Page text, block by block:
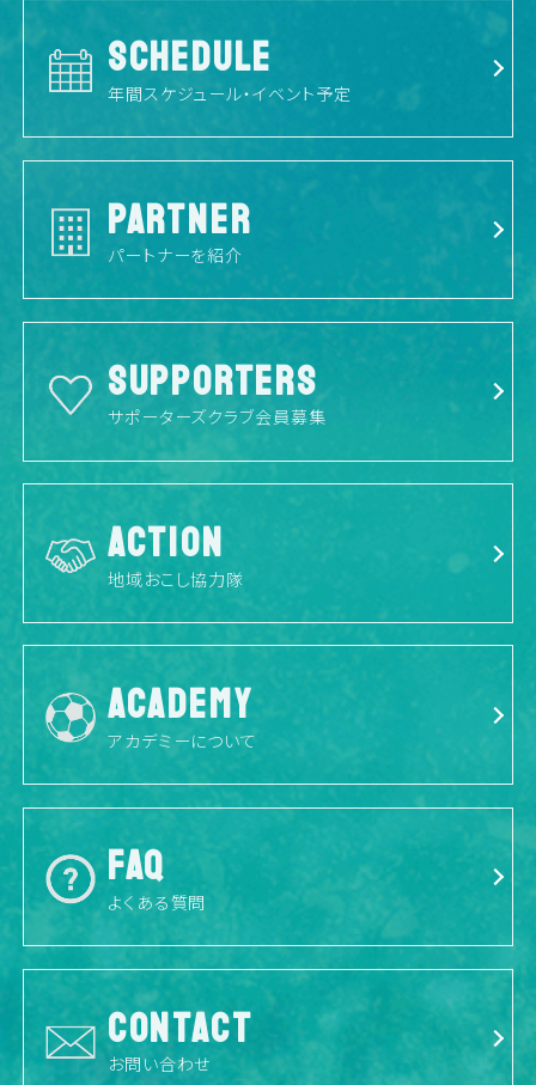
SCHEDULE
年間スケジュール・イベント予定
PARTNER
パートナーを紹介
SUPPORTERS
サポーターズクラブ会員募集
ACTION
地域おこし協力隊
ACADEMY
アカデミーについて
FAQ
よくある質問
CONTACT
お問い合わせ